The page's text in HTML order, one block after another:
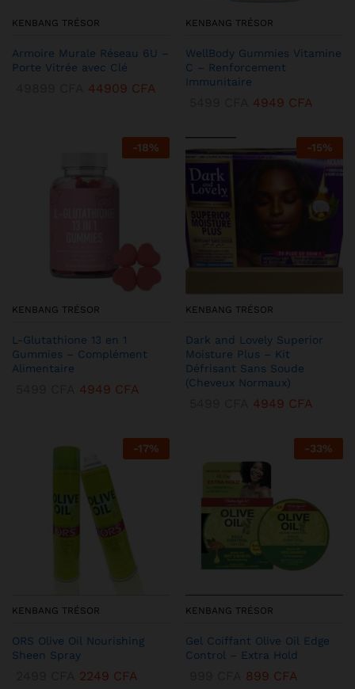
KENBANG TRÉSOR
Armoire Murale Réseau 6U –
Porte Vitrée avec Clé
44909 CFA
KENBANG TRÉSOR
WellBody Gummies Vitamine
C – Renforcement
Immunitaire
4949 CFA
-18%
KENBANG TRÉSOR
L-Glutathione 13 en 1
Gummies – Complément
Alimentaire
4949 CFA
-15%
KENBANG TRÉSOR
Dark and Lovely Superior
Moisture Plus – Kit
Défrisant Sans Soude
(Cheveux Normaux)
4949 CFA
-17%
KENBANG TRÉSOR
ORS Olive Oil Nourishing
Sheen Spray
2249 CFA
-33%
KENBANG TRÉSOR
Gel Coiffant Olive Oil Edge
Control – Extra Hold
899 CFA